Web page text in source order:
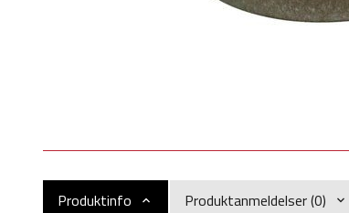
Produktinfo Produktanmeldelser (0)